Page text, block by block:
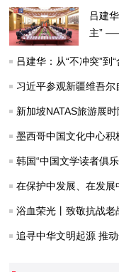
吕建
主”
吕建华：从“不冲突”到
习近平参观新疆维吾尔
新加坡NATAS旅游展
墨西哥中国文化中心积
韩国“中国文学读者俱
在保护中发展、在发
浴血荣光丨致敬抗战
追寻中华文明起源 推动